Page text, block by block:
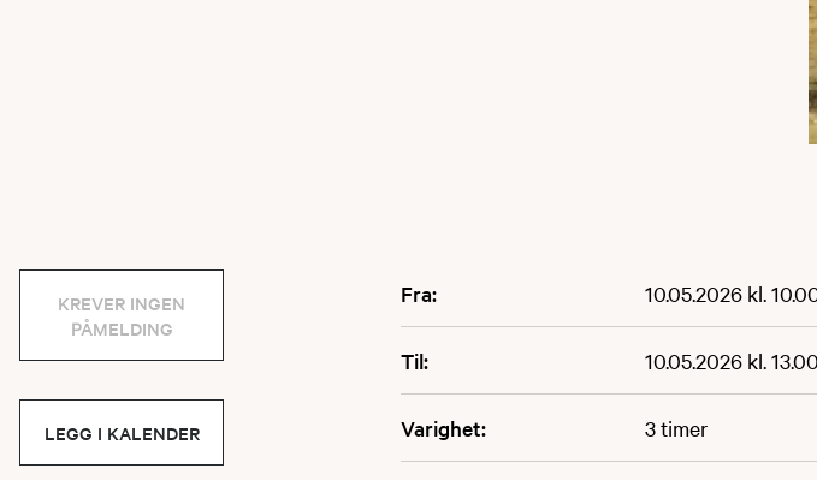
Fra: 10.05.2026 kl.
Til: 10.05.2026 kl. 13.00
Varighet: 3 timer
KREVER INGEN
PÅMELDING
LEGG I KALENDER